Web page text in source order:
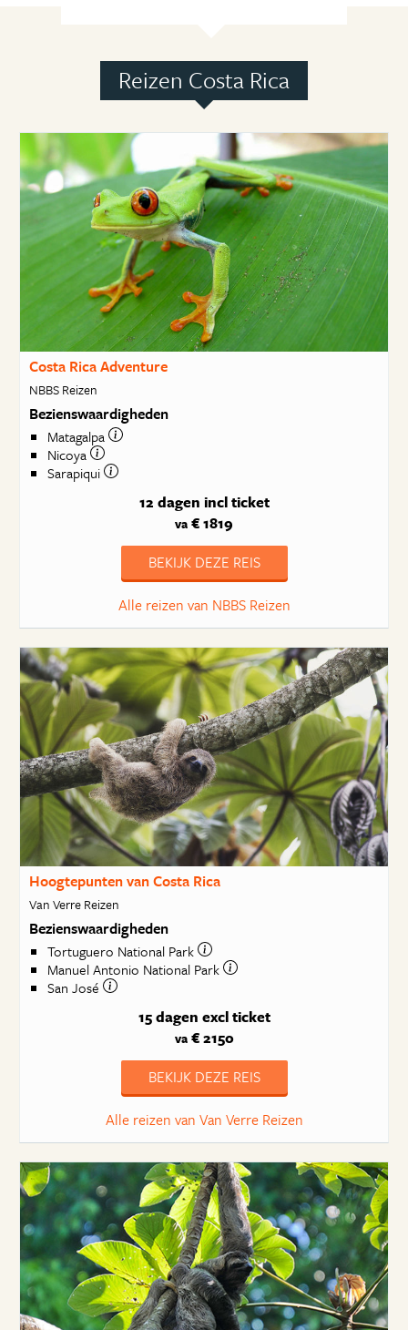
Reizen Costa Rica
Costa Rica Adventure
NBBS Reizen
Bezienswaardigheden
Matagalpa
Nicoya
Sarapiqui
12 dagen incl ticket
va € 1819
BEKIJK DEZE REIS
Alle reizen van NBBS Reizen
Hoogtepunten van Costa Rica
Van Verre Reizen
Bezienswaardigheden
Tortuguero National Park
Manuel Antonio National Park
San José
15 dagen excl ticket
va€ 2150
BEKIJK DEZE REIS
Alle reizen van Van Verre Reizen